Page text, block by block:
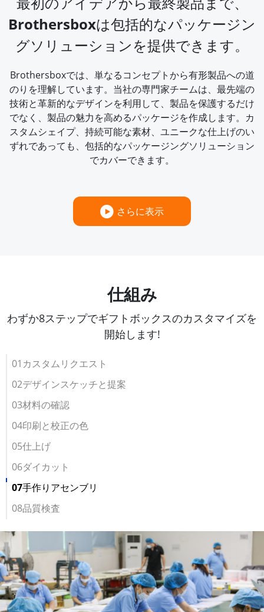
Brothersboxは包括的なパッケージン
グソリューションを提供できます。
Brothersboxでは、単なるコンセプトから有形製品への道
のりを理解しています。当社の専門家チームは、最先端の
技術と革新的なデザインを利用して、製品を保護するだけ
でなく、製品の魅力を高めるパッケージを作成します。カ
スタムシェイプ、持続可能な素材、ユニークな仕上げのい
ずれであっても、包括的なパッケージングソリューション
でカバーできます。
さらに表示
仕組み
わずか8ステップでギフトボックスのカスタマイズを
開始します!
01カスタムリクエスト
02デザインスケッチと提案
03材料の確認
04印刷と校正の色
05仕上げ
06ダイカット
07手作りアセンブリ
08品質検査